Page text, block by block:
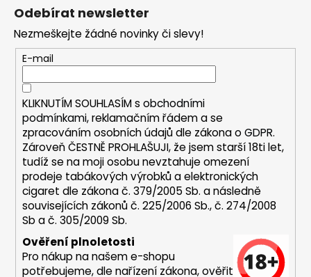
p
r
v
k
y
v
ý
p
i
s
u
í
Odebírat newsletter
Nezmeškejte žádné novinky či slevy!
E-mail
KLIKNUTÍM SOUHLASÍM s obchodními
podmínkami,reklamačním řádem a se
zpracováním osobních údajů dle zákona oGDPR.
Zároveň ČESTNĚ PROHLAŠUJI, že jsem starší 18ti let,
tudíž se na moji osobu nevztahuje omezení
prodeje tabákových výrobků a elektronických
cigaret dle zákona č. 379/2005 Sb. a následně
souvisejících zákonů č. 225/2006 Sb., č. 274/2008
Sb a č. 305/2009 Sb.
Ověření plnoletosti
Pro nákup na našem e-shopu
potřebujeme, dle nařízení zákona, ověřit